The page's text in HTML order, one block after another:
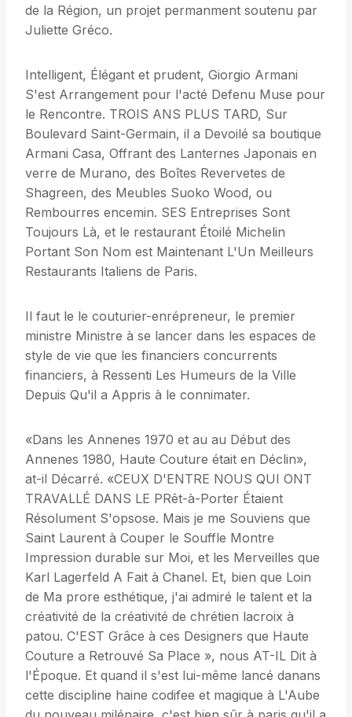
de la Région, un projet permanment soutenu par
Juliette Gréco.
Intelligent, Élégant et prudent, Giorgio Armani
S'est Arrangement pour l'acté Defenu Muse pour
le Rencontre. TROIS ANS PLUS TARD, Sur
Boulevard Saint-Germain, il a Devoilé sa boutique
Armani Casa, Offrant des Lanternes Japonais en
verre de Murano, des Boîtes Revervetes de
Shagreen, des Meubles Suoko Wood, ou
Rembourres encemin. SES Entreprises Sont
Toujours Là, et le restaurant Étoilé Michelin
Portant Son Nom est Maintenant L'Un Meilleurs
Restaurants Italiens de Paris.
Il faut le le couturier-enrépreneur, le premier
ministre Ministre à se lancer dans les espaces de
style de vie que les financiers concurrents
financiers, à Ressenti Les Humeurs de la Ville
Depuis Qu'il a Appris à le connimater.
«Dans les Annenes 1970 et au au Début des
Annenes 1980, Haute Couture était en Déclin»,
at-il Décarré. «CEUX D'ENTRE NOUS QUI ONT
TRAVALLÉ DANS LE PRêt-à-Porter Étaient
Résolument S'opsose. Mais je me Souviens que
Saint Laurent à Couper le Souffle Montre
Impression durable sur Moi, et les Merveilles que
Karl Lagerfeld A Fait à Chanel. Et, bien que Loin
de Ma prore esthétique, j'ai admiré le talent et la
créativité de la créativité de chrétien lacroix à
patou. C'EST Grâce à ces Designers que Haute
Couture a Retrouvé Sa Place », nous AT-IL Dit à
l'Époque. Et quand il s'est lui-même lancé danans
cette discipline haine codifee et magique à L'Aube